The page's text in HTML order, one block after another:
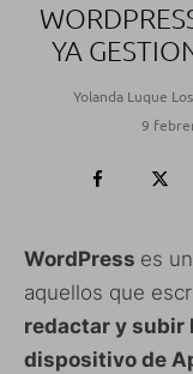
YA
Yolanda Luque
9
WordPress es
aquellos que
redactar y subir
dispositivo de